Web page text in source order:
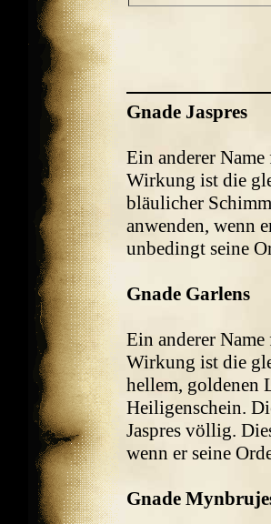
Gnade Jaspres
Ein anderer
Wirkung ist die
bläulicher
anwenden, wenn
unbedingt seine
Gnade Garlens
Ein anderer
Wirkung ist die
hellem, goldenen
Heiligenschein.
Jaspres völlig.
wenn er seine
Gnade